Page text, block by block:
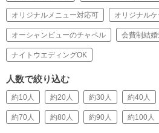
オリジナルメニュー対応可 オリジナル
オーシャンビューのチャペル 会費制結婚
ナイトウエディングOK
人数で絞り込む
約10人 約20人 約30人 約40人
約70人 約80人 約90人 約100人